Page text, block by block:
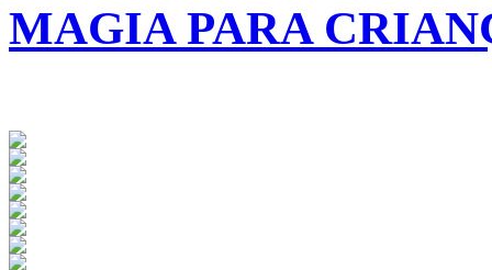
MAGIA PARA